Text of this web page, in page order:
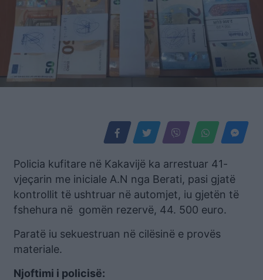
Policia kufitare në Kakavijë ka arrestuar 41-
vjeçarin me iniciale A.N nga Berati, pasi gjatë
kontrollit të ushtruar në automjet, iu gjetën të
fshehura në gomën rezervë, 44. 500 euro.
Paratë iu sekuestruan në cilësinë e provës
materiale.
Njoftimi i policisë: